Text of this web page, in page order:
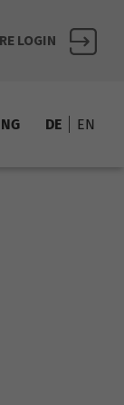
LOGIN
DE EN